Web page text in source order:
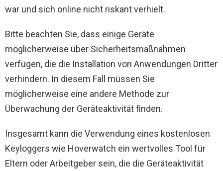
war und sich online nicht riskant verhielt.
Bitte beachten Sie, dass einige Geräte
möglicherweise über Sicherheitsmaßnahmen
verfügen, die die Installation von Anwendungen Dritter
verhindern. In diesem Fall müssen Sie
möglicherweise eine andere Methode zur
Überwachung der Geräteaktivität finden.
Insgesamt kann die Verwendung eines kostenlosen
Keyloggers wie Hoverwatch ein wertvolles Tool für
Eltern oder Arbeitgeber sein, die die Geräteaktivität